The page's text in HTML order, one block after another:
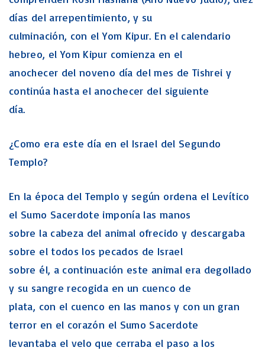
días del arrepentimiento, y su
culminación, con el Yom Kipur. En el calendario
hebreo, el Yom Kipur comienza en el
anochecer del noveno día del mes de Tishrei y
continúa hasta el anochecer del siguiente
día.
¿Como era este día en el Israel del Segundo
Templo?
En la época del Templo y según ordena el Levítico
el Sumo Sacerdote imponía las manos
sobre la cabeza del animal ofrecido y descargaba
sobre el todos los pecados de Israel
sobre él, a continuación este animal era degollado
y su sangre recogida en un cuenco de
plata, con el cuenco en las manos y con un gran
terror en el corazón el Sumo Sacerdote
levantaba el velo que cerraba el paso a los